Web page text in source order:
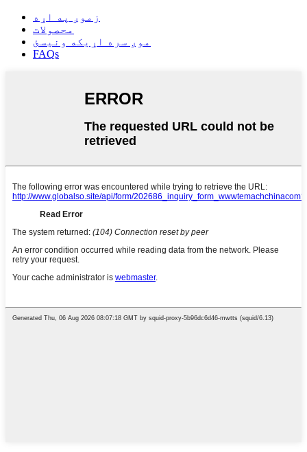
زموږ په اړه
محصولات
موږ سره اړیکه ونیسئ
FAQs